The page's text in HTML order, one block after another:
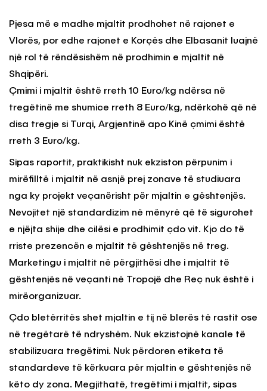
Pjesa më e madhe mjaltit prodhohet në rajonet e
Vlorës, por edhe rajonet e Korçës dhe Elbasanit luajnë
një rol të rëndësishëm në prodhimin e mjaltit në
Shqipëri.
Çmimi i mjaltit është rreth 10 Euro/kg ndërsa në
tregëtinë me shumice rreth 8 Euro/kg, ndërkohë që në
disa tregje si Turqi, Argjentinë apo Kinë çmimi është
rreth 3 Euro/kg.
Sipas raportit, praktikisht nuk ekziston përpunim i
mirëfilltë i mjaltit në asnjë prej zonave të studiuara
nga ky projekt veçanërisht për mjaltin e gështenjës.
Nevojitet një standardizim në mënyrë që të sigurohet
e njëjta shije dhe cilësi e prodhimit çdo vit. Kjo do të
rriste prezencën e mjaltit të gështenjës në treg.
Marketingu i mjaltit në përgjithësi dhe i mjaltit të
gështenjës në veçanti në Tropojë dhe Reç nuk është i
mirëorganizuar.
Çdo bletërritës shet mjaltin e tij në blerës të rastit ose
në tregëtarë të ndryshëm. Nuk ekzistojnë kanale të
stabilizuara tregëtimi. Nuk përdoren etiketa të
standardeve të kërkuara për mjaltin e gështenjës në
këto dy zona. Megjithatë, tregëtimi i mjaltit, sipas